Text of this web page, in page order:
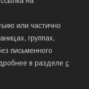
или частично
группах,
письменного
в разделе с